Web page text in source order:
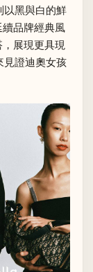
以黑與白的鮮
品牌經典風
展現更具現
見證迪奧女孩